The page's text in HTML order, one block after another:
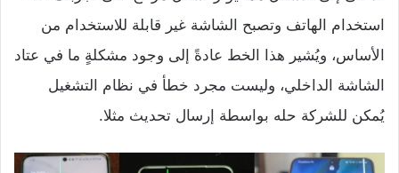
استخدام الهاتف وتصبح الشاشة غير قابلة للاستخدام من
الأساس، ويُشير هذا الخط عادةً إلى وجود مشكلةٍ ما في عتاد
الشاشة الداخلي، وليست مجرد خطأ في نظام التشغيل
يُمكن للشركة حله بواسطة إرسال تحديث مثلا.